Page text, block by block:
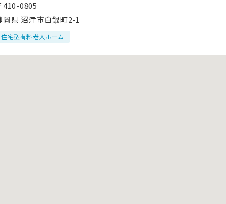
410-0805
岡県 沼津市白銀町2-1
住宅型有料老人ホーム